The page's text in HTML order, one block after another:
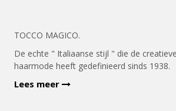
TOCCO MAGICO.
De echte " Italiaanse stijl " die de
haarmode heeft gedefinieerd sinds 1938.
Lees meer